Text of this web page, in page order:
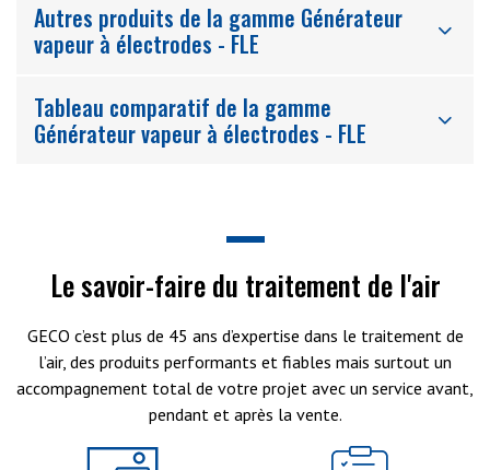
Autres produits de la gamme Générateur
vapeur à électrodes - FLE
Tableau comparatif de la gamme
Générateur vapeur à électrodes - FLE
Le savoir-faire du traitement de l'air
GECO c’est plus de 45 ans d’expertise dans le traitement de
l’air, des produits performants et fiables mais surtout un
accompagnement total de votre projet avec un service avant,
pendant et après la vente.